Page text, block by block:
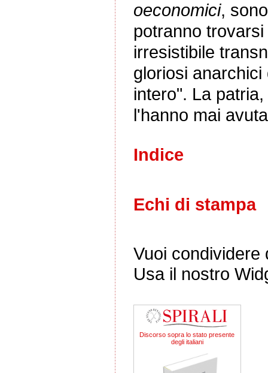
oeconomici,
potranno
irresistibile
gloriosi
intero". La
l'hanno mai
Indice
Echi di stampa
Vuoi condividere
Usa il nostro
Discorso sopra lo stato presente
degli italiani